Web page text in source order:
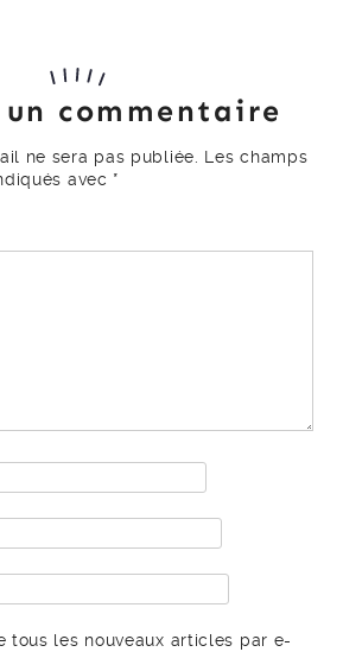
commentaire
ne sera pas publiée.
Les champs
avec *
tous les nouveaux articles par e-